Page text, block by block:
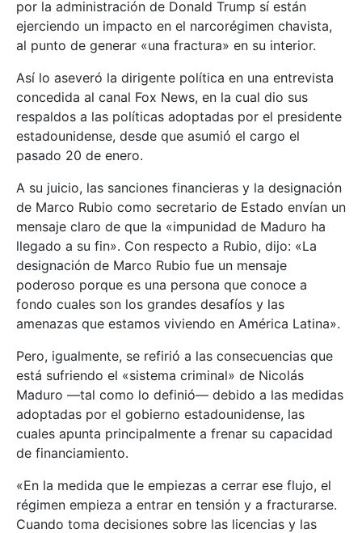
por la administración de Donald Trump sí están
ejerciendo un impacto en el narcorégimen chavista,
al punto de generar «una fractura» en su interior.
Así lo aseveró la dirigente política en una entrevista
concedida al canal Fox News, en la cual dio sus
respaldos a las políticas adoptadas por el presidente
estadounidense, desde que asumió el cargo el
pasado 20 de enero.
A su juicio, las sanciones financieras y la designación
de Marco Rubio como secretario de Estado envían un
mensaje claro de que la «impunidad de Maduro ha
llegado a su fin». Con respecto a Rubio, dijo: «La
designación de Marco Rubio fue un mensaje
poderoso porque es una persona que conoce a
fondo cuales son los grandes desafíos y las
amenazas que estamos viviendo en América Latina».
Pero, igualmente, se refirió a las consecuencias que
está sufriendo el «sistema criminal» de Nicolás
Maduro —tal como lo definió— debido a las medidas
adoptadas por el gobierno estadounidense, las
cuales apunta principalmente a frenar su capacidad
de financiamiento.
«En la medida que le empiezas a cerrar ese flujo, el
régimen empieza a entrar en tensión y a fracturarse.
Cuando toma decisiones sobre las licencias y las